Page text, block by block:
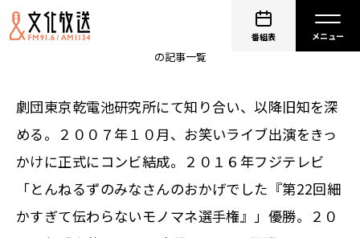
番組表
の記事一覧
劇団東京乾電池研究所にて知り合い、以降旧知を深
める。２００７年１０月、お笑いライブ出演をきっ
かけに正式にコンビ結成。２０１６年フジテレビ
「とんねるずのみなさんのおかげでした『第22回細
かすぎて伝わらないモノマネ選手権』」優勝。２０